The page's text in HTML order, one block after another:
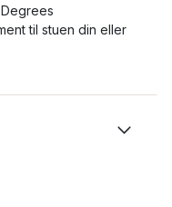
til stuen din eller